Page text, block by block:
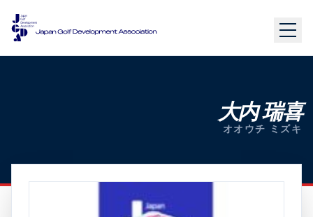
大内 瑞喜
オオウチ ミズキ